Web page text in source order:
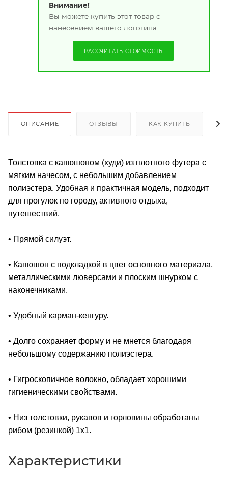
Внимание!
Вы можете купить этот товар с
нанесением вашего логотипа
РАССЧИТАТЬ СТОИМОСТЬ
ОПИСАНИЕ ОТЗЫВЫ КАК КУПИТЬ
Толстовка с капюшоном (худи) из плотного футера с
мягким начесом, с небольшим добавлением
полиэстера. Удобная и практичная модель, подходит
для прогулок по городу, активного отдыха,
путешествий.
• Прямой силуэт.
• Капюшон с подкладкой в цвет основного материала,
металлическими люверсами и плоским шнурком с
наконечниками.
• Удобный карман-кенгуру.
• Долго сохраняет форму и не мнется благодаря
небольшому содержанию полиэстера.
• Гигроскопичное волокно, обладает хорошими
гигиеническими свойствами.
• Низ толстовки, рукавов и горловины обработаны
рибом (резинкой) 1x1.
Характеристики